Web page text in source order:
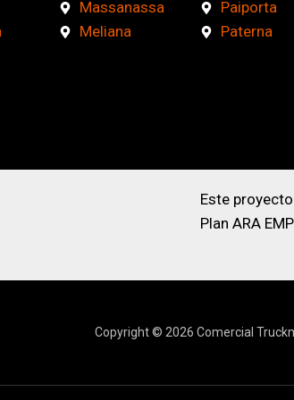
Massanassa
Meliana
Paiporta
Paterna
Este
Plan ARA
Copyright © 2026 Comercial